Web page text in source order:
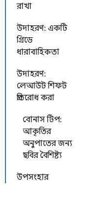
রাখা
উদাহরণ: একটি
গ্রিডে
ধারাবাহিকতা
উদাহরণ:
লেআউট শিফট
প্রতিরোধ করা
বোনাস টিপ:
আকৃতির
অনুপাতের জন্য
ছবির বৈশিষ্ট্য
উপসংহার